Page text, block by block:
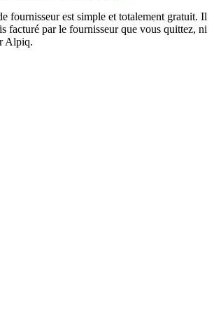
fournisseur est simple et totalement gratuit. Il
facturé par le fournisseur que vous quittez, ni
Alpiq.